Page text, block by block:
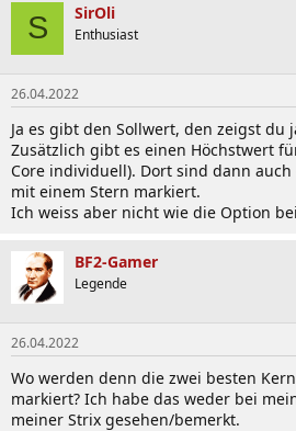
S SirOli
Enthusiast
26.04.2022
Ja es gibt den Sollwert, den zeigst du
Zusätzlich gibt es einen Höchstwert
Core individuell). Dort sind dann
mit einem Stern markiert.
Ich weiss aber nicht wie die Option
BF2-Gamer
Legende
26.04.2022
Wo werden denn die zwei besten
markiert? Ich habe das weder bei
meiner Strix gesehen/bemerkt.